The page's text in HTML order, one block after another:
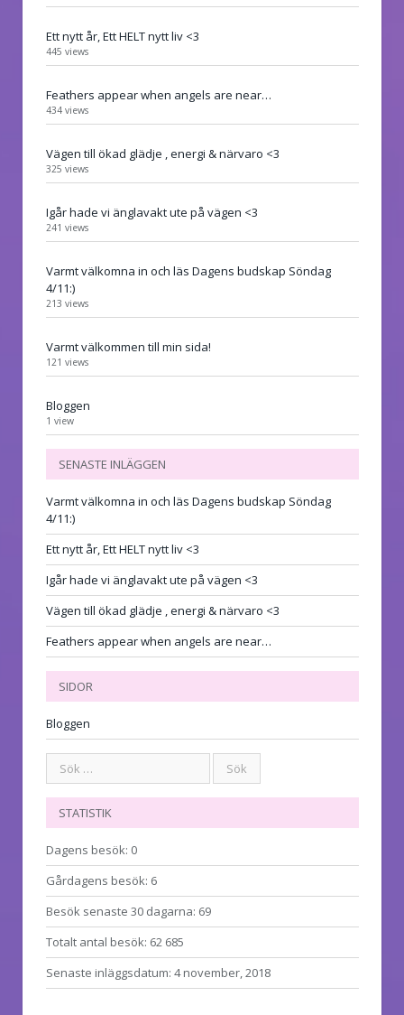
Ett nytt år, Ett HELT nytt liv <3
445 views
Feathers appear when angels are near…
434 views
Vägen till ökad glädje , energi & närvaro <3
325 views
Igår hade vi änglavakt ute på vägen <3
241 views
Varmt välkomna in och läs Dagens budskap Söndag
4/11:)
213 views
Varmt välkommen till min sida!
121 views
Bloggen
1 view
SENASTE INLÄGGEN
Varmt välkomna in och läs Dagens budskap Söndag
4/11:)
Ett nytt år, Ett HELT nytt liv <3
Igår hade vi änglavakt ute på vägen <3
Vägen till ökad glädje , energi & närvaro <3
Feathers appear when angels are near…
SIDOR
Bloggen
STATISTIK
Dagens besök: 0
Gårdagens besök: 6
Besök senaste 30 dagarna: 69
Totalt antal besök: 62 685
Senaste inläggsdatum: 4 november, 2018